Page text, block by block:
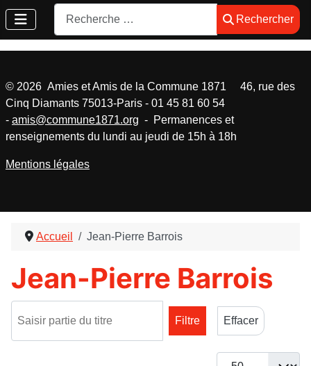
Rechercher
Rechercher
Accueil Jean-Pierre Barrois
Jean-Pierre Barrois
Filtre
Effacer
Afficher #
© 2026 Amies et Amis de la Commune 1871 46, rue des
Cinq Diamants 75013-Paris - 01 45 81 60 54
- amis@commune1871.org - Permanences et
renseignements du lundi au jeudi de 15h à 18h
Mentions légales